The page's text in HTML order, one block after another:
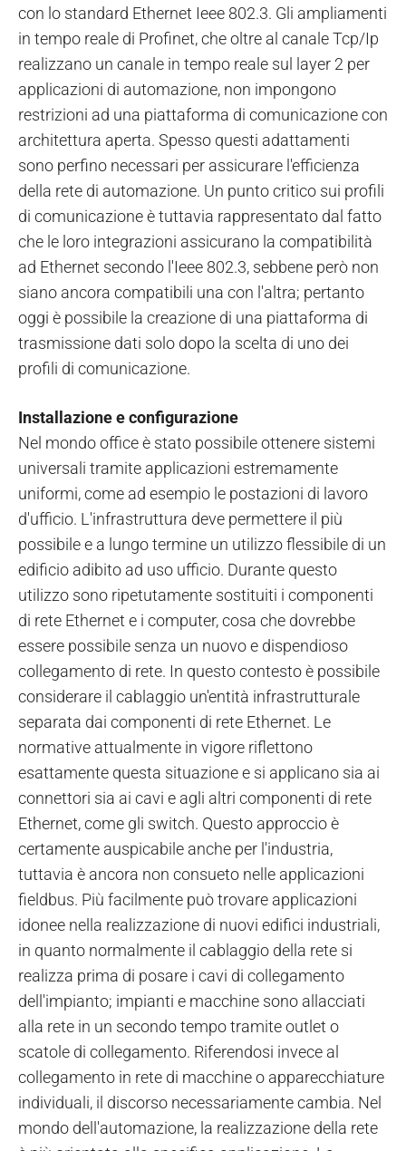
con lo standard Ethernet Ieee 802.3. Gli ampliamenti
in tempo reale di Profinet, che oltre al canale Tcp/Ip
realizzano un canale in tempo reale sul layer 2 per
applicazioni di automazione, non impongono
restrizioni ad una piattaforma di comunicazione con
architettura aperta. Spesso questi adattamenti
sono perfino necessari per assicurare l'efficienza
della rete di automazione. Un punto critico sui profili
di comunicazione è tuttavia rappresentato dal fatto
che le loro integrazioni assicurano la compatibilità
ad Ethernet secondo l'Ieee 802.3, sebbene però non
siano ancora compatibili una con l'altra; pertanto
oggi è possibile la creazione di una piattaforma di
trasmissione dati solo dopo la scelta di uno dei
profili di comunicazione.
Installazione e configurazione
Nel mondo office è stato possibile ottenere sistemi
universali tramite applicazioni estremamente
uniformi, come ad esempio le postazioni di lavoro
d'ufficio. L'infrastruttura deve permettere il più
possibile e a lungo termine un utilizzo flessibile di un
edificio adibito ad uso ufficio. Durante questo
utilizzo sono ripetutamente sostituiti i componenti
di rete Ethernet e i computer, cosa che dovrebbe
essere possibile senza un nuovo e dispendioso
collegamento di rete. In questo contesto è possibile
considerare il cablaggio un'entità infrastrutturale
separata dai componenti di rete Ethernet. Le
normative attualmente in vigore riflettono
esattamente questa situazione e si applicano sia ai
connettori sia ai cavi e agli altri componenti di rete
Ethernet, come gli switch. Questo approccio è
certamente auspicabile anche per l'industria,
tuttavia è ancora non consueto nelle applicazioni
fieldbus. Più facilmente può trovare applicazioni
idonee nella realizzazione di nuovi edifici industriali,
in quanto normalmente il cablaggio della rete si
realizza prima di posare i cavi di collegamento
dell'impianto; impianti e macchine sono allacciati
alla rete in un secondo tempo tramite outlet o
scatole di collegamento. Riferendosi invece al
collegamento in rete di macchine o apparecchiature
individuali, il discorso necessariamente cambia. Nel
mondo dell'automazione, la realizzazione della rete